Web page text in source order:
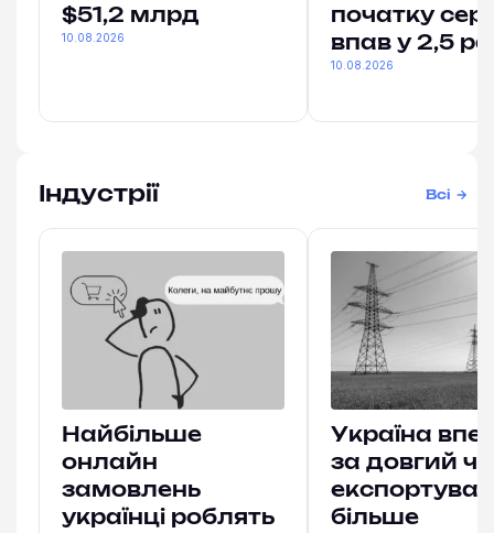
$51,2 млрд
10.08.2026
початку
впав у 2,5
10.08.2026
Індустрії Всі
Найбільше
онлайн
замовлень
українці роблять
Україна
за довгий
більше